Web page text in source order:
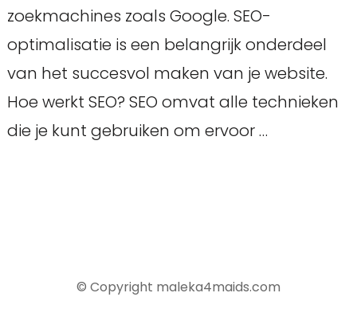
zoekmachines zoals Google. SEO-
optimalisatie is een belangrijk onderdeel
van het succesvol maken van je website.
Hoe werkt SEO? SEO omvat alle technieken
die je kunt gebruiken om ervoor …
© Copyright maleka4maids.com